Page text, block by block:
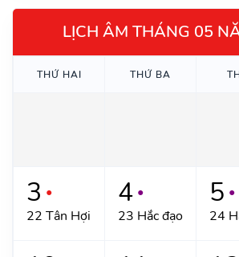
LỊCH ÂM THÁNG 05
THỨ HAI THỨ BA
3 ●
22 Tân Hợi
4 ●
23 Hắc đạo
5 ●
24